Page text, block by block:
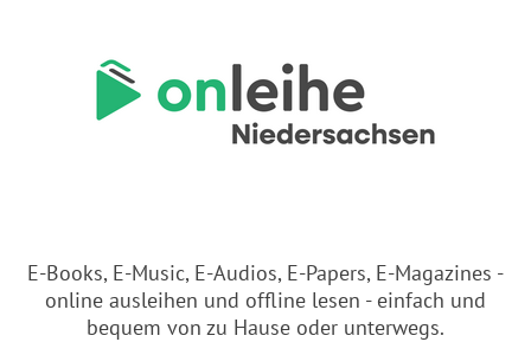
E-Books, E-Music, E-Audios, E-Papers, E-Magazines -
online ausleihen und offline lesen - einfach und
bequem von zu Hause oder unterwegs.